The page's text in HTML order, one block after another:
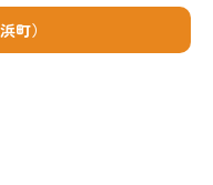
町）